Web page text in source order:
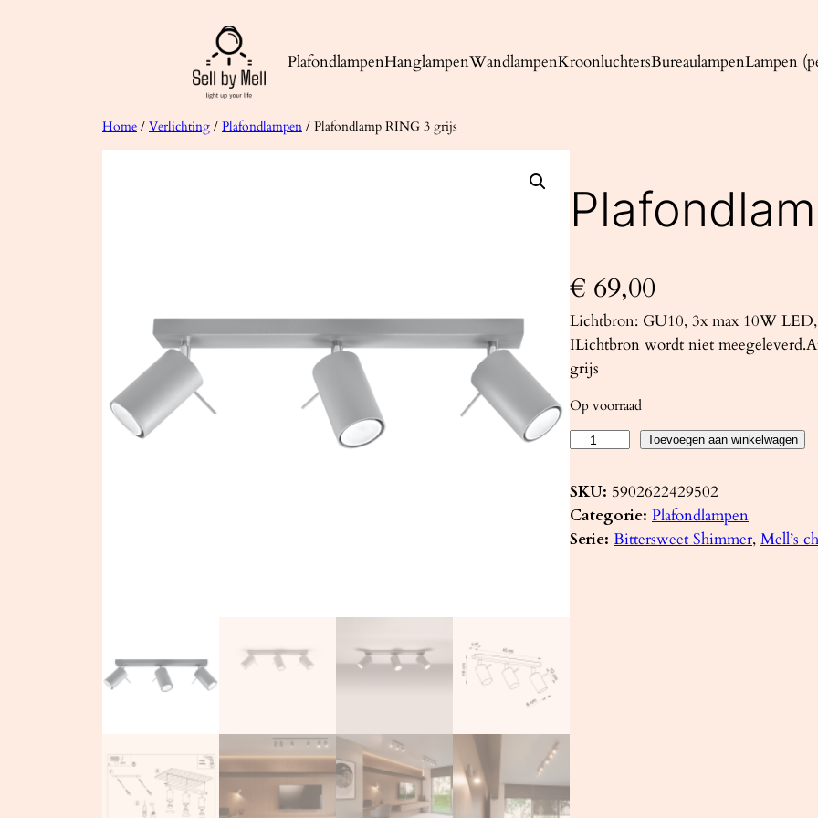
PlafondlampenHanglampenWandlampenKroonluchtersBureaulampenLampen
Home / Verlichting / Plafondlampen / Plafondlamp RING 3 grijs
€ 69,00
Lichtbron: GU10, 3x max 10W
ILichtbron wordt niet
grijs
Op voorraad
a
f
o
3
Toevoegen aan winkelwagen
SKU: 5902622429502
Categorie: Plafondlampen
Serie: Bittersweet Shimmer, Mell’s